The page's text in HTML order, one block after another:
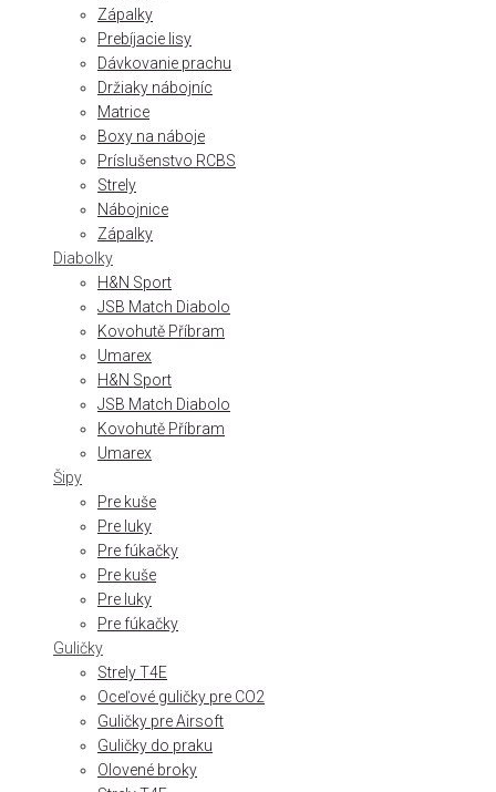
Zápalky
Prebíjacie lisy
Dávkovanie prachu
Držiaky nábojníc
Matrice
Boxy na náboje
Príslušenstvo RCBS
Strely
Nábojnice
Zápalky
Diabolky
H&N Sport
JSB Match Diabolo
Kovohutě Příbram
Umarex
H&N Sport
JSB Match Diabolo
Kovohutě Příbram
Umarex
Šipy
Pre kuše
Pre luky
Pre fúkačky
Pre kuše
Pre luky
Pre fúkačky
Guličky
Strely T4E
Oceľové guličky pre CO2
Guličky pre Airsoft
Guličky do praku
Olovené broky